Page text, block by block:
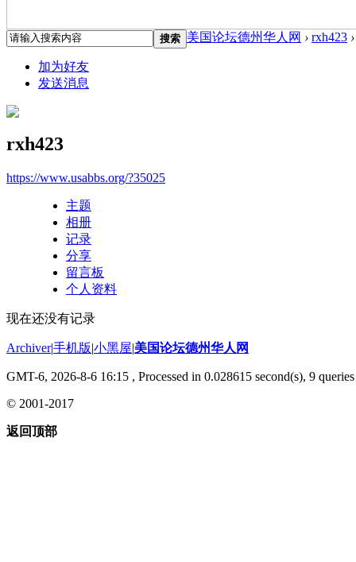
搜索 美国论坛德州华人网 › rxh423 ›
加为好友
发送消息
rxh423
https://www.usabbs.org/?35025
主题
相册
记录
分享
留言板
个人资料
现在还没有记录
Archiver|手机版|小黑屋|美国论坛德州华人网
GMT-6, 2026-8-6 16:15 , Processed in 0.028615 second(s), 9
© 2001-2017
返回顶部